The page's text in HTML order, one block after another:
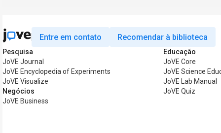
Entre em contato Recomendar à biblioteca
Pesquisa
JoVE Journal
JoVE Encyclopedia of Experiments
JoVE Visualize
Negócios
JoVE Business
Educação
JoVE Core
JoVE Science
JoVE Lab Manual
JoVE Quiz